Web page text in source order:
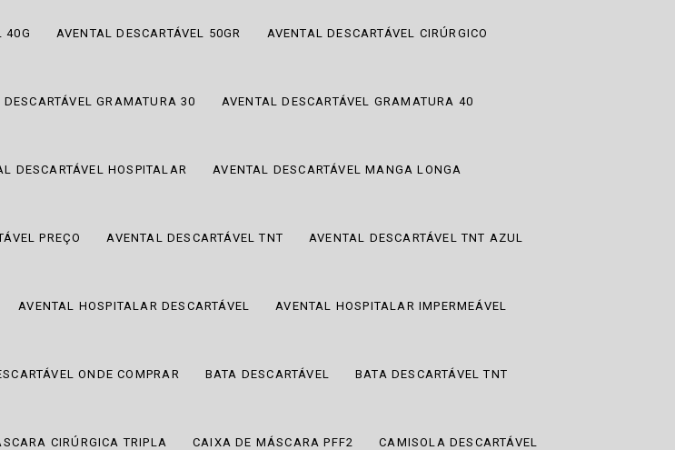
40G AVENTAL DESCARTÁVEL 50GR AVENTAL DESCARTÁVEL CIRÚRGICO
DESCARTÁVEL GRAMATURA 30 AVENTAL DESCARTÁVEL GRAMATURA 40
DESCARTÁVEL HOSPITALAR AVENTAL DESCARTÁVEL MANGA LONGA
PREÇO AVENTAL DESCARTÁVEL TNT AVENTAL DESCARTÁVEL TNT AZUL
AVENTAL HOSPITALAR DESCARTÁVEL AVENTAL HOSPITALAR IMPERMEÁVEL
ONDE COMPRAR BATA DESCARTÁVEL BATA DESCARTÁVEL TNT
CIRÚRGICA TRIPLA CAIXA DE MÁSCARA PFF2 CAMISOLA DESCARTÁVEL